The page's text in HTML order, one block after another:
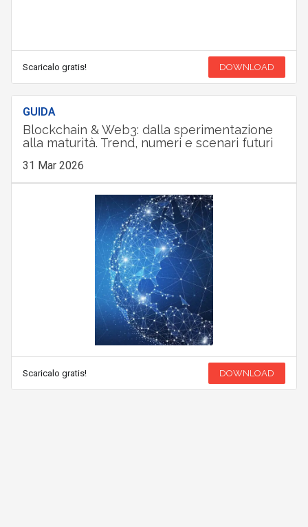
Scaricalo gratis! DOWNLOAD
GUIDA
Blockchain & Web3: dalla sperimentazione
alla maturità. Trend, numeri e scenari futuri
31 Mar 2026
Scaricalo gratis! DOWNLOAD